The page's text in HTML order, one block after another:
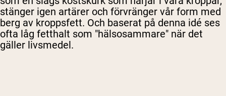
stänger igen artärer och förvränger vår form med
berg av kroppsfett. Och baserat på denna idé ses
ofta låg fetthalt som "hälsosammare" när det
gäller livsmedel.